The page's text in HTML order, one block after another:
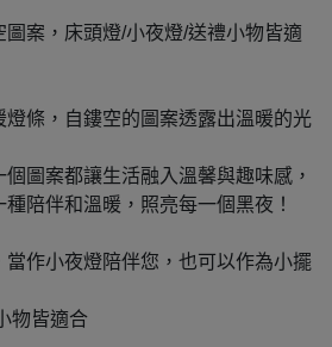
圖案，床頭燈/小夜燈/送禮小物皆適
條，自鏤空的圖案透露出溫暖的光
圖案都讓生活融入溫馨與趣味感，
陪伴和溫暖，照亮每一個黑夜！
作小夜燈陪伴您，也可以作為小擺
物皆適合